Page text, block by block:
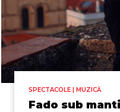
SPECTACOLE | MUZICĂ
Fado sub